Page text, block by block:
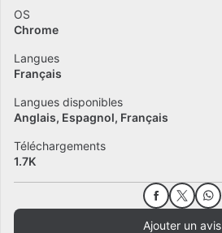
OS
Chrome
Langues
Français
Langues disponibles
Anglais Espagnol Français
Téléchargements
1.7K
Ajouter un avis